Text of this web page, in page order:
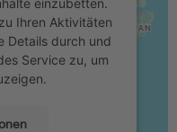
einzubetten.
Ihren Aktivitäten
Details durch und
Service zu, um